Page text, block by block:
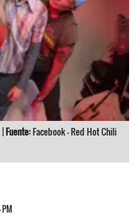
|Fuente:Facebook - Red Hot Chili